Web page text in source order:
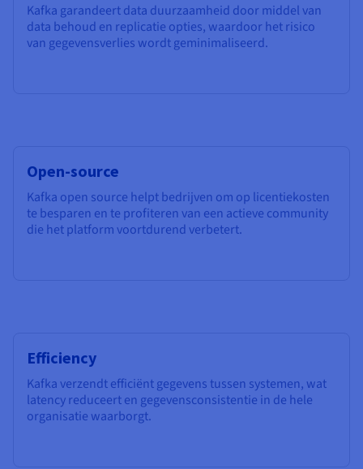
Kafka garandeert data duurzaamheid door middel van
data behoud en replicatie opties, waardoor het risico
van gegevensverlies wordt geminimaliseerd.
Open-source
Kafka open source helpt bedrijven om op licentiekosten
te besparen en te profiteren van een actieve community
die het platform voortdurend verbetert.
Efficiency
Kafka verzendt efficiënt gegevens tussen systemen, wat
latency reduceert en gegevensconsistentie in de hele
organisatie waarborgt.